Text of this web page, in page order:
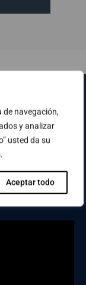
de navegación,
y analizar
usted da su
Aceptar todo
&